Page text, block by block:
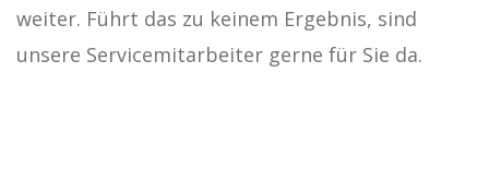
weiter. Führt das zu keinem Ergebnis, sind
unsere Servicemitarbeiter gerne für Sie da.